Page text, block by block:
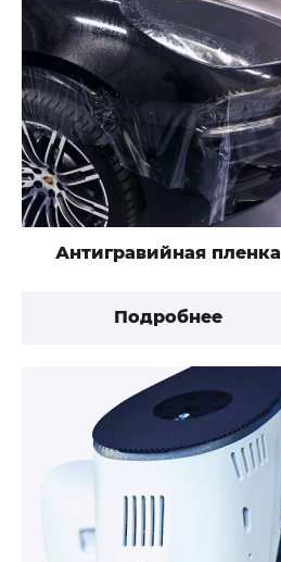
Антигравийная пленка
Подробнее